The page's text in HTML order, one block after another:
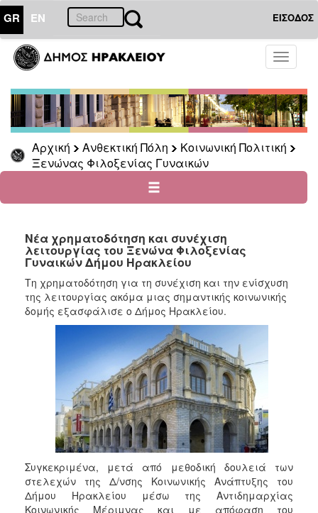
GR EN ΕΙΣΟΔΟΣ
Toggle
Αρχική Ανθεκτική Πόλη
Κοινωνική Πολιτική
Ξενώνας Φιλοξενίας Γυναικών
ΑΝΘΕΚΤΙΚΗ
ΠΟΛΗ
Κοινωνική
Πολιτική
Νέα
Ανακοινώσεις
Παροχές
Οικονομική
Αδυναμία
&
Φυσικές
Καταστροφές
Κέντρα
Κοινοτικής
(Κ.Α.Π.Η.)
Κέντρα
Δημιουργικής
Απασχόλησης
Παιδιών
(Κ.Δ.Α.Π.)
Κέντρα
Ημερήσιας
Φροντίδας
Ηλικιωμένων
(Κ.Η.Φ.Η.)
Νέα χρηματοδότηση και συνέχιση
λειτουργίας του Ξενώνα Φιλοξενίας
Γυναικών Δήμου Ηρακλείου
Τη χρηματοδότηση για τη συνέχιση και την ενίσχυση
της λειτουργίας ακόμα μιας σημαντικής κοινωνικής
δομής εξασφάλισε ο Δήμος Ηρακλείου.
Συγκεκριμένα, μετά από μεθοδική δουλειά των
στελεχών της Δ/νσης Κοινωνικής Ανάπτυξης του
Δήμου Ηρακλείου μέσω της Αντιδημαρχίας
Κοινωνικής Μέριμνας και με απόφαση του